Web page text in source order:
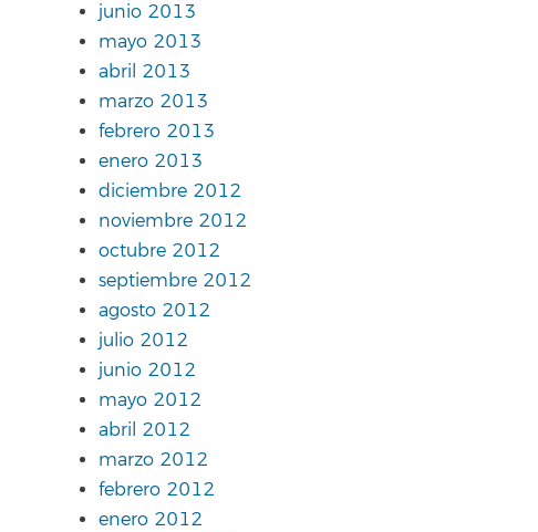
junio 2013
mayo 2013
abril 2013
marzo 2013
febrero 2013
enero 2013
diciembre 2012
noviembre 2012
octubre 2012
septiembre 2012
agosto 2012
julio 2012
junio 2012
mayo 2012
abril 2012
marzo 2012
febrero 2012
enero 2012